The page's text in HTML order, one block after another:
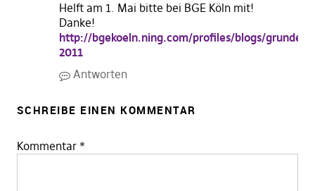
Helft am 1. Mai bitte bei BGE Köln mit!
Danke!
http://bgekoeln.ning.com/profiles/blogs/
2011
Antworten
SCHREIBE EINEN KOMMENTAR
Kommentar *